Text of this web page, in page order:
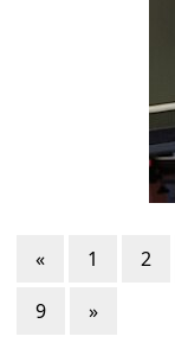
« 1 2
9
»